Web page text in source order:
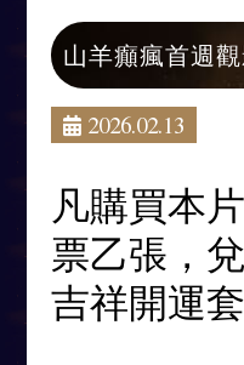
山羊癲瘋首週
2026.02.13
凡購買本
票乙張，
吉祥開運